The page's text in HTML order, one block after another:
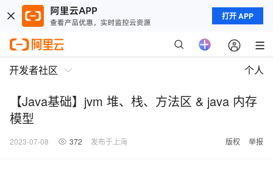
打开 APP
开发者社区 个人
【Java基础】jvm 堆、栈、方法区 & java 内存
模型
2023-07-08 372 发布于上海 版权 举报